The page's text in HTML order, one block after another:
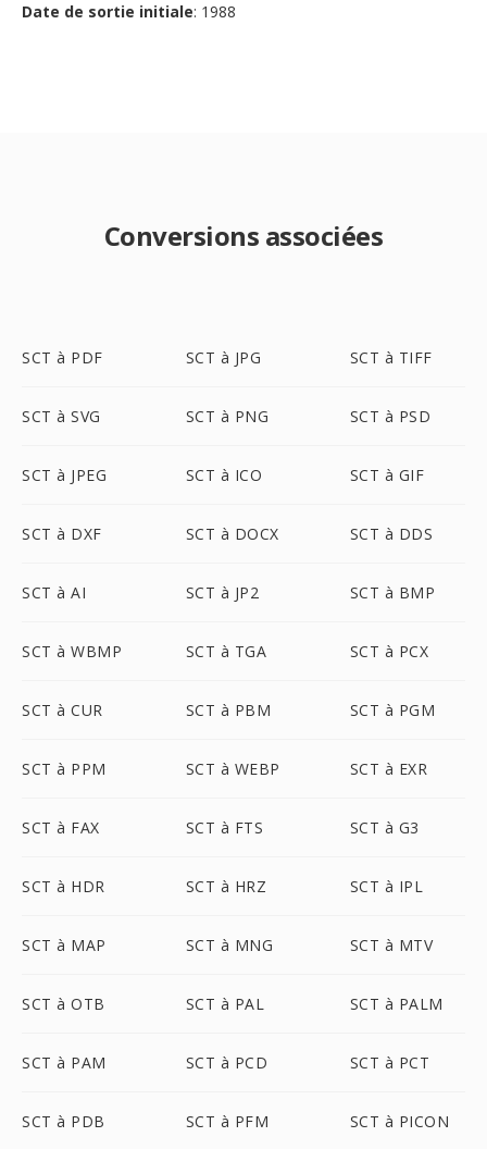
Date de sortie initiale: 1988
Conversions associées
SCT à PDF SCT à JPG SCT à TIFF
SCT à SVG SCT à PNG SCT à PSD
SCT à JPEG SCT à ICO SCT à GIF
SCT à DXF SCT à DOCX SCT à DDS
SCT à AI SCT à JP2 SCT à BMP
SCT à WBMP SCT à TGA SCT à PCX
SCT à CUR SCT à PBM SCT à PGM
SCT à PPM SCT à WEBP SCT à EXR
SCT à FAX SCT à FTS SCT à G3
SCT à HDR SCT à HRZ SCT à IPL
SCT à MAP SCT à MNG SCT à MTV
SCT à OTB SCT à PAL SCT à PALM
SCT à PAM SCT à PCD SCT à PCT
SCT à PDB SCT à PFM SCT à PICON